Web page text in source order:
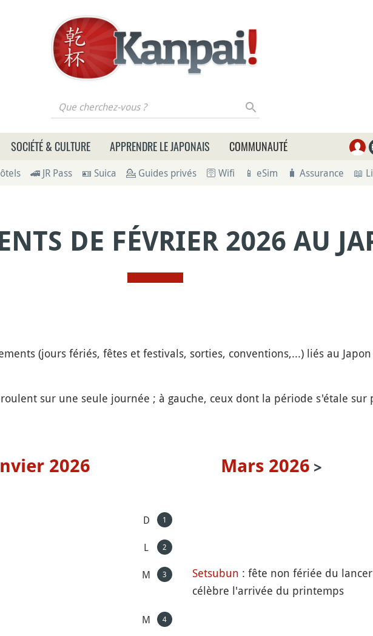
Que cherchez-vous ?
SOCIÉTÉ & CULTURE APPRENDRE LE JAPONAIS COMMUNAUTÉ
🚄 JR Pass 🪪 Suica 💁 Guides privés 🛜 Wifi 📱 eSim 🧳 Assurance 📖
DE FÉVRIER 2026 AU
(jours fériés, fêtes et festivals, sorties, conventions,...) liés au
sur une seule journée ; à gauche, ceux dont la période s'étale sur
2026 Mars 2026
D 1
L 2
M 3 Setsubun : fête non fériée du
célèbre l'arrivée du printemps
M 4